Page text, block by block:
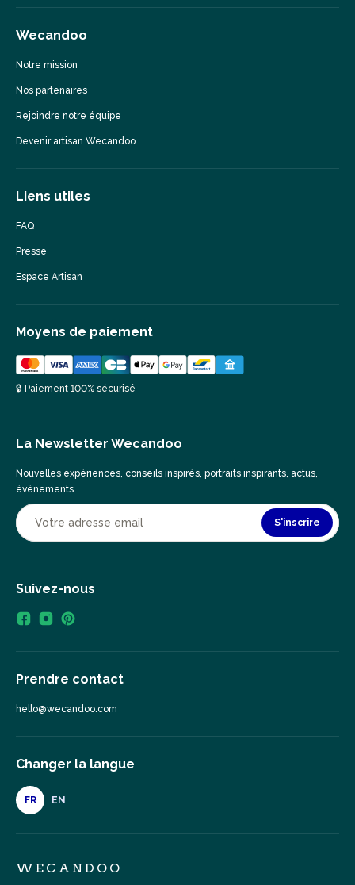
Wecandoo
Notre mission
Nos partenaires
Rejoindre notre équipe
Devenir artisan Wecandoo
Liens utiles
FAQ
Presse
Espace Artisan
Moyens de paiement
🔒 Paiement 100% sécurisé
La Newsletter Wecandoo
Nouvelles expériences, conseils inspirés, portraits inspirants, actus,
événements…
S'inscrire
Suivez-nous
Prendre contact
hello@wecandoo.com
Changer la langue
FR EN
WECANDOO